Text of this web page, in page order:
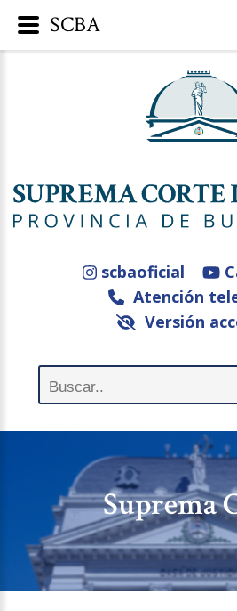
scbaoficial
Atención
Versión
Suprema
SCBA